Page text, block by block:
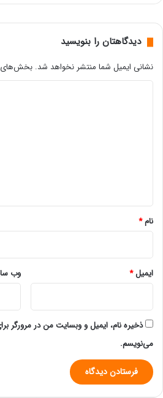
دیدگاهتان را بنویسید
نشانی ایمیل شما منتشر نخواهد شد. بخش‌های
نام*
ایمیل* وب‌
ذخیره نام، ایمیل و وبسایت من در مرورگر
می‌نویسم.